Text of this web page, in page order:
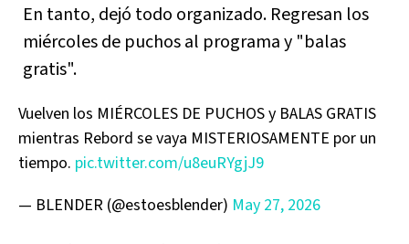
En tanto, dejó todo organizado. Regresan los
miércoles de puchos al programa y "balas
gratis".
Vuelven los MIÉRCOLES DE PUCHOS y BALAS GRATIS
mientras Rebord se vaya MISTERIOSAMENTE por un
tiempo. pic.twitter.com/u8euRYgjJ9
— BLENDER (@estoesblender) May 27, 2026